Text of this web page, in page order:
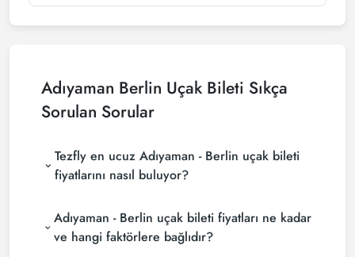
Adıyaman Berlin Uçak Bileti Sıkça
Sorulan Sorular
Tezfly en ucuz Adıyaman - Berlin uçak bileti
fiyatlarını nasıl buluyor?
fiyatlarını bulmak için tur operatörleri, büyük
rezervasyon siteleri (konsolidatörler) ve yüzlerce
havayolu sitesini aramaktadır. Tezfly sitesinde
Adıyaman - Berlin uçak bileti fiyatları ne kadar
ve hangi faktörlere bağlıdır?